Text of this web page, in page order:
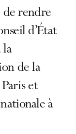
de rendre
d’État
la
de la
et
à